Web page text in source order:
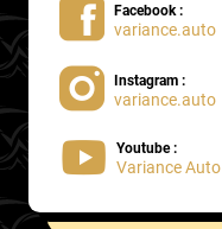
Facebook :
variance.auto
Instagram :
variance.auto
Youtube :
Variance Auto